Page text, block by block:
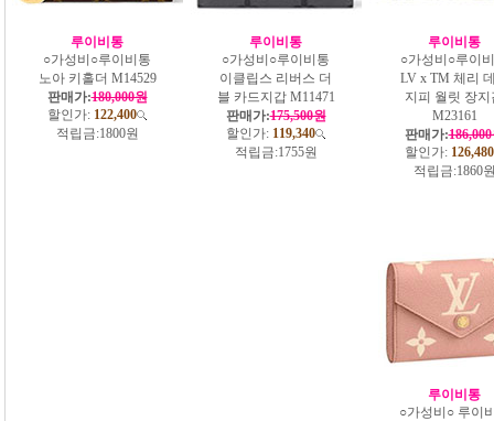
루이비통
○가성비○루이비통
노아 키홀더 M14529
판매가:180,000원
할인가: 122,400
적립금:1800원
루이비통
○가성비○루이비통
이클립스 리버스 더
블 카드지갑 M11471
판매가:175,500원
할인가: 119,340
적립금:1755원
루이비통
○가성비○루이
LV x TM 체리
지피 월릿 장지
M23161
판매가:
할인가: 126,480
적립금:1860
루이비통
○가성비○ 루이